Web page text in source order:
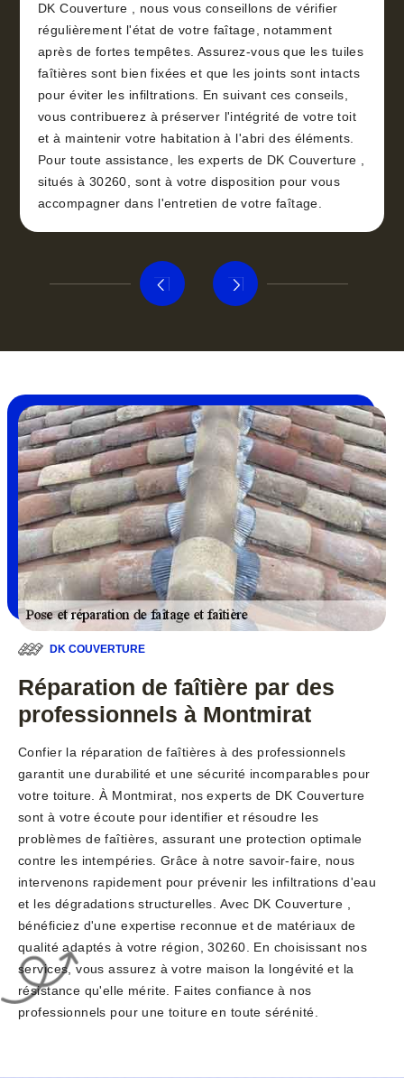
DK Couverture , nous vous conseillons de vérifier
régulièrement l'état de votre faîtage, notamment
après de fortes tempêtes. Assurez-vous que les tuiles
faîtières sont bien fixées et que les joints sont intacts
pour éviter les infiltrations. En suivant ces conseils,
vous contribuerez à préserver l'intégrité de votre toit
et à maintenir votre habitation à l'abri des éléments.
Pour toute assistance, les experts de DK Couverture ,
situés à 30260, sont à votre disposition pour vous
accompagner dans l'entretien de votre faîtage.
DK COUVERTURE
Réparation de faîtière par des
professionnels à Montmirat
Confier la réparation de faîtières à des professionnels
garantit une durabilité et une sécurité incomparables pour
votre toiture. À Montmirat, nos experts de DK Couverture
sont à votre écoute pour identifier et résoudre les
problèmes de faîtières, assurant une protection optimale
contre les intempéries. Grâce à notre savoir-faire, nous
intervenons rapidement pour prévenir les infiltrations d'eau
et les dégradations structurelles. Avec DK Couverture ,
bénéficiez d'une expertise reconnue et de matériaux de
qualité adaptés à votre région, 30260. En choisissant nos
services, vous assurez à votre maison la longévité et la
résistance qu'elle mérite. Faites confiance à nos
professionnels pour une toiture en toute sérénité.